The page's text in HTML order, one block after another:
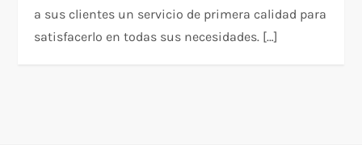
a sus clientes un servicio de primera calidad para
satisfacerlo en todas sus necesidades. […]